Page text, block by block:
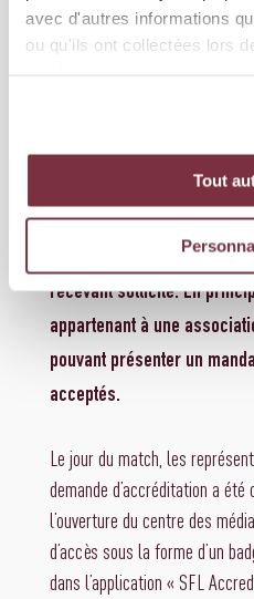
avec d'autres informations
ou qu'ils ont collectées lors
Tout
varie entre 48 et 24 heures
modification ultérieure d’une
notification directe est
recevant.
La décision d’accepter ou
d’accréditation relève de
recevant sollicité. En
appartenant à une
pouvant présenter un
acceptés.
Le jour du match, les
demande d’accréditation a
l’ouverture du centre des
d’accès sous la forme d’un
dans l’application « SFL